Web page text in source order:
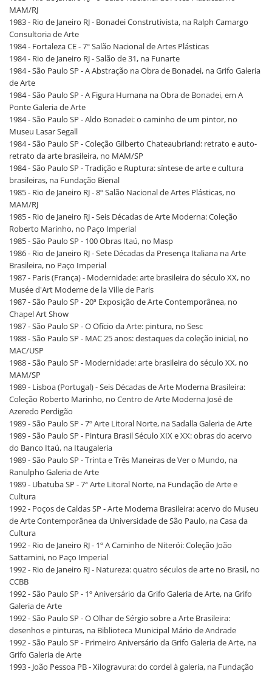
MAM/RJ
1983 - Rio de Janeiro RJ - Bonadei Construtivista, na Ralph Camargo
Consultoria de Arte
1984 - Fortaleza CE - 7º Salão Nacional de Artes Plásticas
1984 - Rio de Janeiro RJ - Salão de 31, na Funarte
1984 - São Paulo SP - A Abstração na Obra de Bonadei, na Grifo Galeria
de Arte
1984 - São Paulo SP - A Figura Humana na Obra de Bonadei, em A
Ponte Galeria de Arte
1984 - São Paulo SP - Aldo Bonadei: o caminho de um pintor, no
Museu Lasar Segall
1984 - São Paulo SP - Coleção Gilberto Chateaubriand: retrato e auto-
retrato da arte brasileira, no MAM/SP
1984 - São Paulo SP - Tradição e Ruptura: síntese de arte e cultura
brasileiras, na Fundação Bienal
1985 - Rio de Janeiro RJ - 8º Salão Nacional de Artes Plásticas, no
MAM/RJ
1985 - Rio de Janeiro RJ - Seis Décadas de Arte Moderna: Coleção
Roberto Marinho, no Paço Imperial
1985 - São Paulo SP - 100 Obras Itaú, no Masp
1986 - Rio de Janeiro RJ - Sete Décadas da Presença Italiana na Arte
Brasileira, no Paço Imperial
1987 - Paris (França) - Modernidade: arte brasileira do século XX, no
Musée d'Art Moderne de la Ville de Paris
1987 - São Paulo SP - 20ª Exposição de Arte Contemporânea, no
Chapel Art Show
1987 - São Paulo SP - O Ofício da Arte: pintura, no Sesc
1988 - São Paulo SP - MAC 25 anos: destaques da coleção inicial, no
MAC/USP
1988 - São Paulo SP - Modernidade: arte brasileira do século XX, no
MAM/SP
1989 - Lisboa (Portugal) - Seis Décadas de Arte Moderna Brasileira:
Coleção Roberto Marinho, no Centro de Arte Moderna José de
Azeredo Perdigão
1989 - São Paulo SP - 7º Arte Litoral Norte, na Sadalla Galeria de Arte
1989 - São Paulo SP - Pintura Brasil Século XIX e XX: obras do acervo
do Banco Itaú, na Itaugaleria
1989 - São Paulo SP - Trinta e Três Maneiras de Ver o Mundo, na
Ranulpho Galeria de Arte
1989 - Ubatuba SP - 7ª Arte Litoral Norte, na Fundação de Arte e
Cultura
1992 - Poços de Caldas SP - Arte Moderna Brasileira: acervo do Museu
de Arte Contemporânea da Universidade de São Paulo, na Casa da
Cultura
1992 - Rio de Janeiro RJ - 1º A Caminho de Niterói: Coleção João
Sattamini, no Paço Imperial
1992 - Rio de Janeiro RJ - Natureza: quatro séculos de arte no Brasil, no
CCBB
1992 - São Paulo SP - 1º Aniversário da Grifo Galeria de Arte, na Grifo
Galeria de Arte
1992 - São Paulo SP - O Olhar de Sérgio sobre a Arte Brasileira:
desenhos e pinturas, na Biblioteca Municipal Mário de Andrade
1992 - São Paulo SP - Primeiro Aniversário da Grifo Galeria de Arte, na
Grifo Galeria de Arte
1993 - João Pessoa PB - Xilogravura: do cordel à galeria, na Fundação